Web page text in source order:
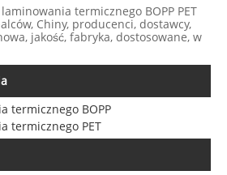
termicznego BOPP PET
Chiny, producenci, dostawcy,
jakość, fabryka, dostosowane, w
termicznego BOPP
termicznego PET